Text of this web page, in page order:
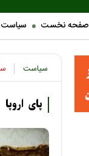
صفحه نخست سیاست
سیاست
پای